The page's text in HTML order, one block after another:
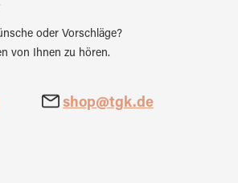
oder Vorschläge?
von Ihnen zu hören.
shop@tgk.de